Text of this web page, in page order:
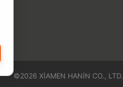
©2026 XIAMEN HANIN CO., LTD.